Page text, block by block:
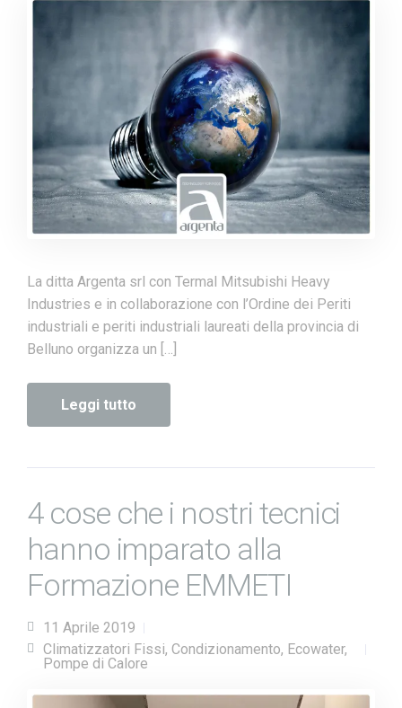
La ditta Argenta srl con Termal Mitsubishi Heavy
Industries e in collaborazione con l’Ordine dei Periti
industriali e periti industriali laureati della provincia di
Belluno organizza un […]
Leggi tutto
4 cose che i nostri tecnici
hanno imparato alla
Formazione EMMETI
11 Aprile 2019
Climatizzatori Fissi, Condizionamento, Ecowater,
Pompe di Calore